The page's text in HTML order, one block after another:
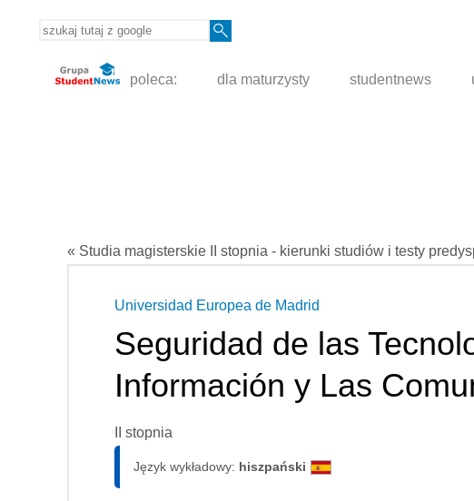
poleca: dla maturzysty studentnews
« Studia magisterskie II stopnia - kierunki studiów i testy
Universidad Europea de Madrid
Seguridad de las
Información y Las
II stopnia
Język wykładowy: hiszpański